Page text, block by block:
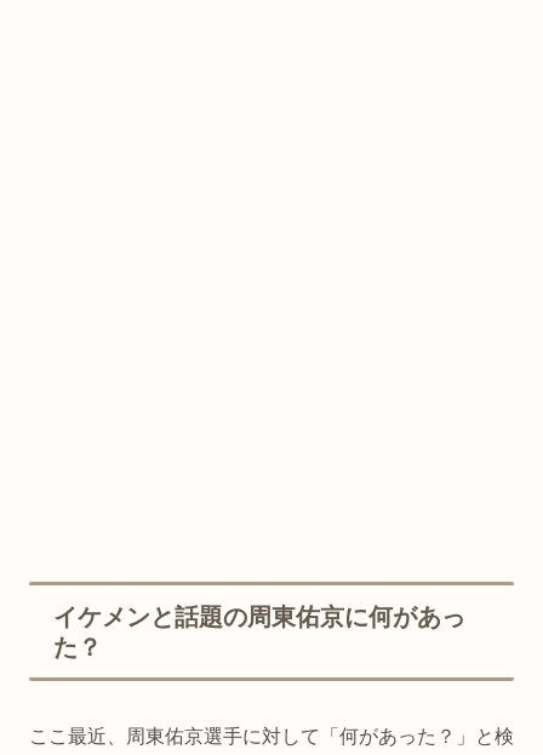
イケメンと話題の周東佑京に何があっ
た？
ここ最近、周東佑京選手に対して「何があった？」と検